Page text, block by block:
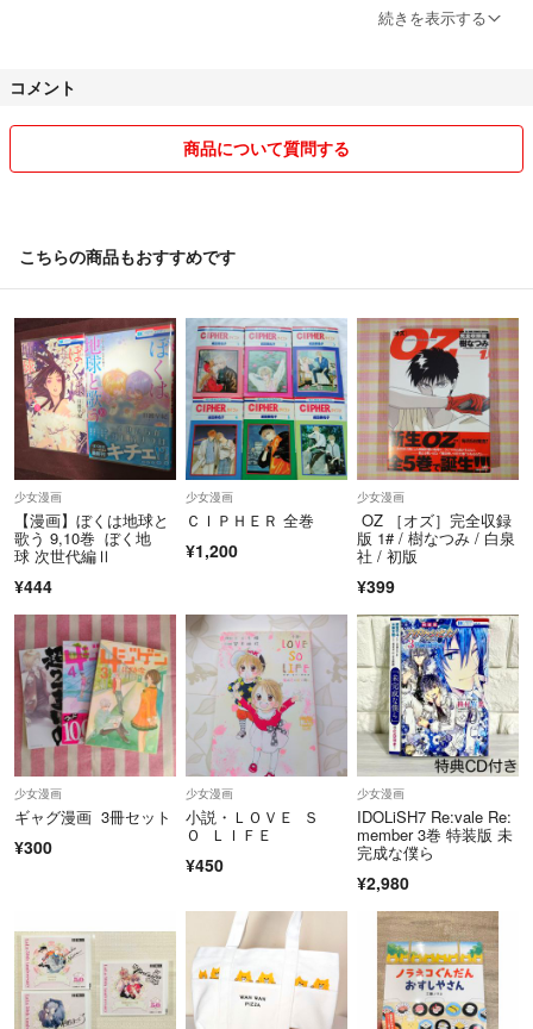
#佐藤もぶ
#七浦なりな
#幸原ゆゆ
#文倉咲
#南谷郁
#由多いり
#桜あげは
#一メルカ
#葉月めぐみ
#水谷京子
#ばち
#しがの夷織
#藍野ナナカ
#車谷晴子
#茶緒
#直江亜季子
#吉澤紗矢
#柴寅
#織田綺
#山田こもも
#もとなおこ
#桜瑠のの
#朱神宝
#新玉らん
#唐澤和希
#北川夕夏
#北川みゆき
#小森てん
す事や子育て、仕事はフルです。すぐお返事出来ない事があり、ゆとり
梱包はリユース簡易包装です。ご了承下さい。補償無い郵送に補償を付
い。ご不便をお掛けしますが、ご理解を宜しくお願い致します★普通評
価について★以前に購入した時に普通評価でした、お返事がすぐに出来
渉も不可です(手数料と送料の関係上)本は2〜4冊同梱でお値引き致しま
す、サイズに制限がある為無理な本もあります(最新刊は除く)20〜150
ラクマのようなサイト購入等、色々な買い方をしてます。本は新品、未
使用、美品、中古、色々です。状態(スレやヤケ、細かいキズ等)を細か
く気にされる方はご入札ご遠慮下さい。洋服は新品か試着、1、2回程
度の着用、未着用、未開封もあります。保管による皺があり、アイロン
が下手なのでそのままのお渡しとなります。その他商品は未開封、定期
購入の物は一番新しい物をお渡しします、一度は人の手に渡った物だと
お考え下さい。画像の物をお渡し致します、必ずご確認の上、ご検討を
お願いします。
★ご注意★他サイトにも出品している為、売れてしまう場合がありま
す、その場合は先に購入された方を優先、後の方を削除しますので、ご
了承下さい
続きを表示する
コメント
商品について質問する
こちらの商品もおすすめです
少女漫画
【漫画】ぼくは地球と
歌う 9,10巻 ぼく地
球 次世代編Ⅱ
¥444
少女漫画
ＣＩＰＨＥＲ 全巻
¥1,200
少女漫画
OZ ［オズ］完全収録
版 1# / 樹なつみ / 白泉
社 / 初版
¥399
少女漫画
ギャグ漫画 3冊セット
¥300
少女漫画
小説・ＬＯＶＥ Ｓ
Ｏ ＬＩＦＥ
¥450
少女漫画
IDOLiSH7 Re:vale Re:
member 3巻 特装版 未
完成な僕ら
¥2,980